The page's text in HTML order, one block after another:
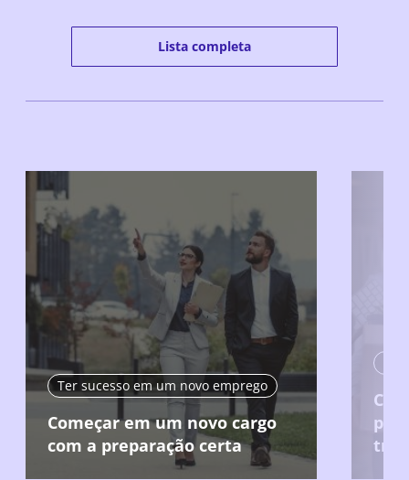
Lista completa
Ter sucesso em um novo emprego
Começar em um novo cargo
com a preparação certa